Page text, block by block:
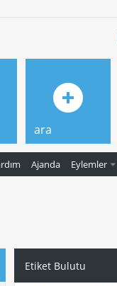
Ajanda Eylemler
ara
Etiket Bulutu